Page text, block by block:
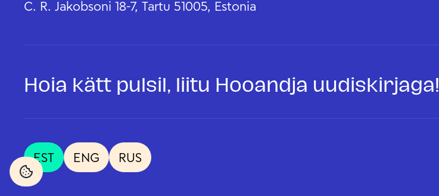
C. R. Jakobsoni 18-7, Tartu 51005, Estonia
Hoia kätt pulsil, liitu Hooandja uudiskirjaga!
EST ENG RUS